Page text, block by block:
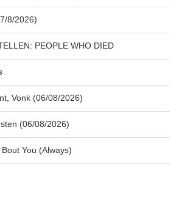
8/2026)
PEOPLE WHO DIED
Vonk (06/08/2026)
(06/08/2026)
You (Always)